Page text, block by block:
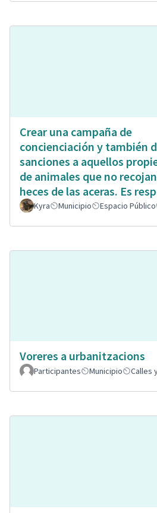
Crear una campaña de
concienciación y también
sanciones a aquellos
de animales que no
heces de las aceras. Es
Kyra Municipio Espacio Público
Voreres a urbanitzacions
Participantes
Municipio Calles